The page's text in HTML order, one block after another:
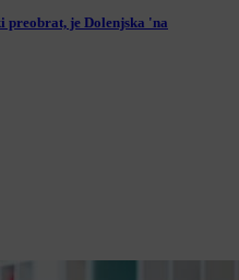
preobrat, je Dolenjska 'na